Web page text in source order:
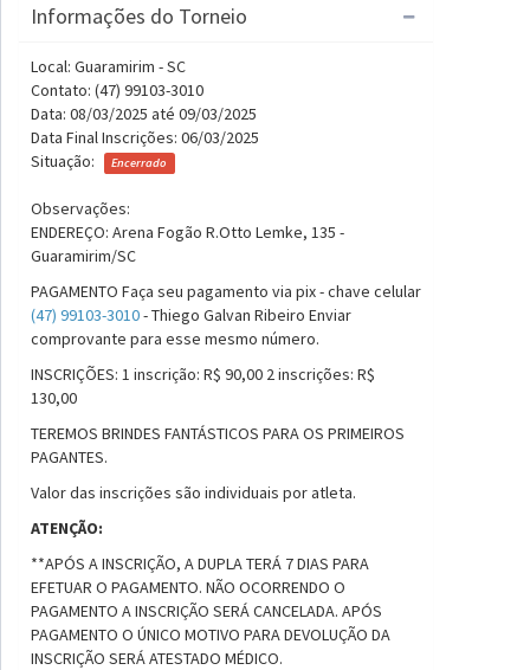
Informações do Torneio
Local: Guaramirim - SC
Contato: (47) 99103-3010
Data: 08/03/2025 até 09/03/2025
Data Final Inscrições: 06/03/2025
Situação:
Encerrado
Observações:
ENDEREÇO: Arena Fogão R.Otto Lemke, 135 -
Guaramirim/SC
PAGAMENTO Faça seu pagamento via pix - chave celular
(47) 99103-3010- Thiego Galvan Ribeiro Enviar
comprovante para esse mesmo número.
INSCRIÇÕES: 1 inscrição: R$ 90,00 2 inscrições: R$
130,00
TEREMOS BRINDES FANTÁSTICOS PARA OS PRIMEIROS
PAGANTES.
Valor das inscrições são individuais por atleta.
ATENÇÃO:
**APÓS A INSCRIÇÃO, A DUPLA TERÁ 7 DIAS PARA
EFETUAR O PAGAMENTO. NÃO OCORRENDO O
PAGAMENTO A INSCRIÇÃO SERÁ CANCELADA. APÓS
PAGAMENTO O ÚNICO MOTIVO PARA DEVOLUÇÃO DA
INSCRIÇÃO SERÁ ATESTADO MÉDICO.